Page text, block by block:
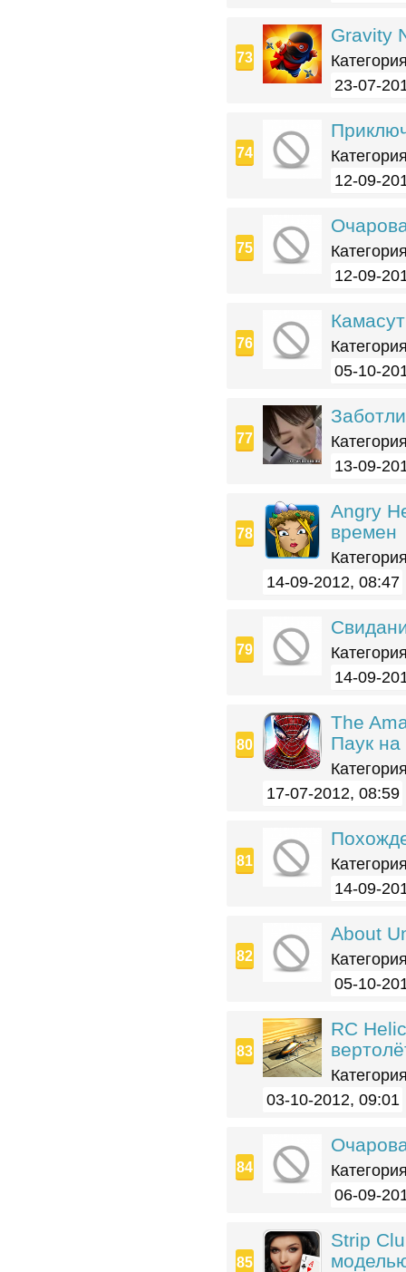
Gravity
23-07-
12-09-
12-09-
05-10-
13-09-
Angry
времен
14-09-2012, 08:47
14-09-
The
Паук
17-07-2012, 08:59
14-09-
About
05-10-
RC
03-10-2012, 09:01
06-09-
Strip